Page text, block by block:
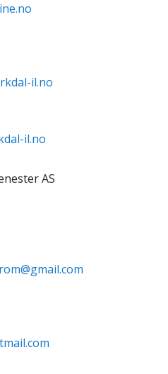
il.no
il.no
AS